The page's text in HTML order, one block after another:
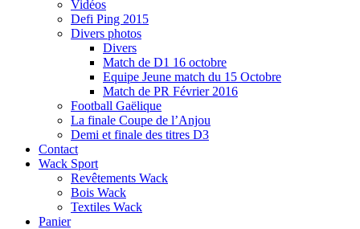
Vidéos
Defi Ping 2015
Divers photos
Divers
Match de D1 16 octobre
Equipe Jeune match du 15 Octobre
Match de PR Février 2016
Football Gaëlique
La finale Coupe de l’Anjou
Demi et finale des titres D3
Contact
Wack Sport
Revêtements Wack
Bois Wack
Textiles Wack
Panier